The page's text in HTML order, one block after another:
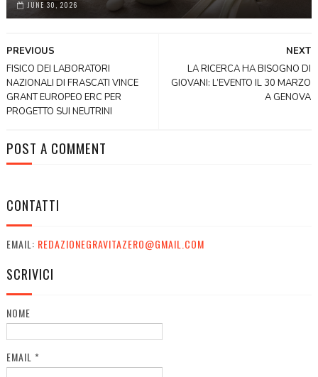
JUNE 30, 2026
NEXT
LA RICERCA HA BISOGNO DI
GIOVANI: L’EVENTO IL 30 MARZO
A GENOVA
PREVIOUS
FISICO DEI LABORATORI
NAZIONALI DI FRASCATI VINCE
GRANT EUROPEO ERC PER
PROGETTO SUI NEUTRINI
POST A COMMENT
CONTATTI
EMAIL: REDAZIONEGRAVITAZERO@GMAIL.COM
SCRIVICI
NOME
EMAIL *